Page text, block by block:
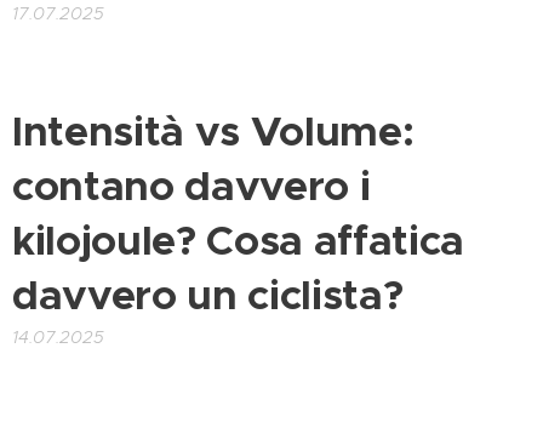
17.07.2025
Intensità vs Volume:
contano davvero i
kilojoule? Cosa affatica
davvero un ciclista?
14.07.2025